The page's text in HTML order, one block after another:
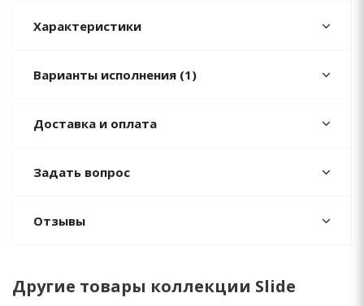
Характеристики
Варианты исполнения (1)
Доставка и оплата
Задать вопрос
Отзывы
Другие товары коллекции Slide